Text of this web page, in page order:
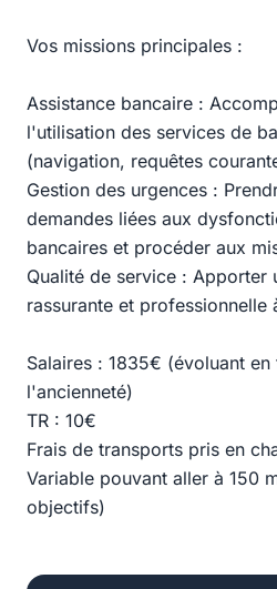
Vos missions principales :
Assistance bancaire :
l'utilisation des services de
(navigation, requêtes
Gestion des urgences :
demandes liées aux
bancaires et procéder aux
Qualité de service : Apporter
rassurante et professionnelle
Salaires : 1835€ (évoluant
l'ancienneté)
TR : 10€
Frais de transports pris en
Variable pouvant aller à 150
objectifs)